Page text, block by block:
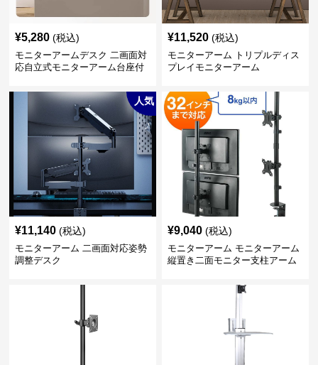
¥5,280 (税込)
モニターアームデスク 二画面対
応自立式モニターアーム台座付
¥11,520 (税込)
モニターアーム トリプルディス
プレイモニターアーム
人気
¥11,140 (税込)
モニターアーム 二画面対応姿勢
調整デスク
¥9,040 (税込)
モニターアーム モニターアーム
縦置き二面モニター支柱アーム